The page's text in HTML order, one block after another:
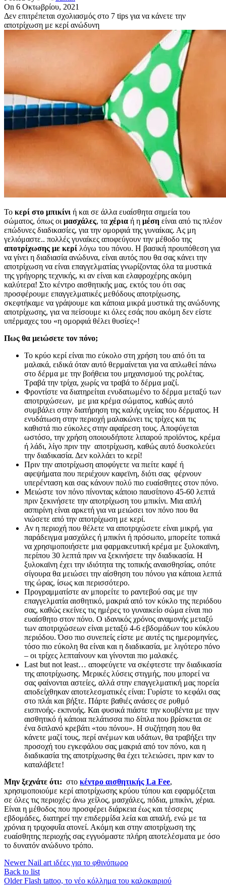
On 6 Οκτωβρίου, 2021
Δεν επιτρέπεται σχολιασμός στο 7 tips για να κάνετε την
αποτρίχωση με κερί ανώδυνη
Το κερί στο μπικίνι ή και σε άλλα ευαίσθητα σημεία του
σώματος, όπως οι μασχάλες, τα χέρια ή η μέση είναι από τις πλέον
επώδυνες διαδικασίες, για την ομορφιά της γυναίκας. Ας μη
γελιόμαστε.. πολλές γυναίκες αποφεύγουν την μέθοδο της
αποτρίχωσης με κερί λόγω του πόνου. Η βασική προυπόθεση για
να γίνει η διαδιασία ανώδυνα, είναι αυτός που θα σας κάνει την
αποτρίχωση να είναι επαγγελματίας γνωρίζοντας όλα τα μυστικά
της γρήγορης τεχνικής, κι αν είναι και ελαφροχέρης ακόμη
καλύτερα! Στο κέντρο αισθητικής μας, εκτός του ότι σας
προσφέρουμε επαγγελματικές μεθόδους αποτρίχωσης,
σκεφτήκαμε να γράψουμε και κάποια μικρά μυστικά της ανώδυνης
αποτρίχωσης, για να πείσουμε κι όλες εσάς που ακόμη δεν είστε
υπέρμαχες του «η ομορφιά θέλει θυσίες»!
Πως θα μειώσετε τoν πόνο;
Το κρύο κερί είναι πιο εύκολο στη χρήση του από ότι τα
μαλακά, ειδικά όταν αυτό θερμαίνεται για να απλωθεί πάνω
στο δέρμα με την βοήθεια του μηχανισμού της ρολέτας.
Τραβά την τρίχα, χωρίς να τραβά το δέρμα μαζί.
Φροντίστε να διατηρείται ενυδατωμένο το δέρμα μεταξύ των
αποτριχώσεων, με μια κρέμα σώματος, καθώς αυτό
συμβάλει στην διατήρηση της καλής υγείας του δέρματος. Η
ενυδάτωση στην περιοχή μαλακώνει τις τρίχες και τις
καθιστά πιο εύκολες στην αφαίρεση τους. Αποφύγεται
ωστόσο, την χρήση οποιουδήποτε λιπαρού προϊόντος, κρέμα
ή λάδι, λίγο πριν την αποτρίχωση, καθώς αυτό δυσκολεύει
την διαδικασία. Δεν κολλάει το κερί!
Πριν την αποτρίχωση αποφύγετε να πιείτε καφέ ή
αφεψήματα που περιέχουν καφεϊνη, διότι σας φέρνουν
υπερένταση και σας κάνουν πολύ πιο ευαίσθητες στον πόνο.
Μειώστε τον πόνο πίνοντας κάποιο παυσίπονο 45-60 λεπτά
πριν ξεκινήσετε την αποτρίχωση του μπικίνι. Μια απλή
ασπιρίνη είναι αρκετή για να μειώσει τον πόνο που θα
νιώσετε από την αποτρίχωση με κερί.
Αν η περιοχή που θέλετε να αποτριχώσετε είναι μικρή, για
παράδειγμα μασχάλες ή μπικίνι ή πρόσωπο, μπορείτε τοπικά
να χρησιμοποιήσετε μια φαρμακευτική κρέμα με ξυλοκαϊνη,
περίπου 30 λεπτά πριν να ξεκινήσετε την διαδικασία. Η
ξυλοκαϊνη έχει την ιδιότητα της τοπικής αναισθησίας, οπότε
σίγουρα θα μειώσει την αίσθηση του πόνου για κάποια λεπτά
της ώρας, ίσως και περισσότερο.
Προγραμματίστε αν μπορείτε το ραντεβού σας με την
επαγγελματία αισθητικό, μακριά από τον κύκλο της περιόδου
σας, καθώς εκείνες τις ημέρες το γυναικείο σώμα είναι πιο
ευαίσθητο στον πόνο. Ο ιδανικός χρόνος αναμονής μεταξύ
των αποτριχώσεων είναι μεταξύ 4-6 εβδομάδων του κύκλου
περιόδου. Όσο πιο συνεπείς είστε με αυτές τις ημερομηνίες,
τόσο πιο εύκολη θα είναι και η διαδικασία, με λιγότερο πόνο
– οι τρίχες λεπταίνουν και γίνονται πιο μαλακές.
Last but not least… αποφεύγετε να σκέφτεστε την διαδικασία
της αποτρίχωσης. Μερικές λύσεις στιγμής, που μπορεί να
σας φαίνονται αστείες, αλλά στην επαγγελματική μας πορεία
αποδείχθηκαν αποτελεσματικές είναι: Γυρίστε το κεφάλι σας
στο πλάι και βήξτε. Πάρτε βαθιές ανάσες σε ρυθμό
εισπνοής- εκπνοής. Και φυσικά πιάστε την κουβέντα με τηνν
αισθητικό ή κάποια πελάτισσα πιο δίπλα που βρίσκεται σε
ένα διπλανό κρεβάτι «του πόνου». Η συζήτηση που θα
κάνετε μαζί τους, περί ανέμων και υδάτων, θα τραβήξει την
προσοχή του εγκεφάλου σας μακριά από τον πόνο, και η
διαδικασία της αποτρίχωσης θα έχει τελειώσει, πριν καν το
καταλάβετε!
Μην ξεχνάτε ότι: στο κέντρο αισθητικής La Fee,
xρησιμοποιούμε κερί αποτρίχωσης κρύου τύπου και εφαρμόζεται
σε όλες τις περιοχές: άνω χείλος, μασχάλες, πόδια, μπικίνι, χέρια.
Είναι η μέθοδος που προσφέρει διάρκεια έως και τέσσερις
εβδομάδες, διατηρεί την επιδερμίδα λεία και απαλή, ενώ με τα
χρόνια η τριχοφυΐα ατονεί. Ακόμη και στην αποτρίχωση της
ευαίσθητης περιοχής σας εγγυόμαστε πλήρη αποτελέσματα με όσο
το δυνατόν ανώδυνο τρόπο.
Newer Nail art ιδέες για το φθινόπωρο
Back to list
Older Flash tattoo, το νέο κόλλημα του καλοκαιριού